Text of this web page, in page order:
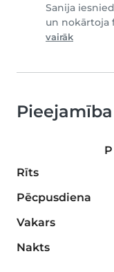
Sanija
un nokārtoja
vairāk
Pieejamība
P
Rīts
Pēcpusdiena
Vakars
Nakts